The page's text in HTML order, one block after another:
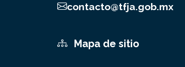
contacto@tfja.gob.mx
Mapa de sitio